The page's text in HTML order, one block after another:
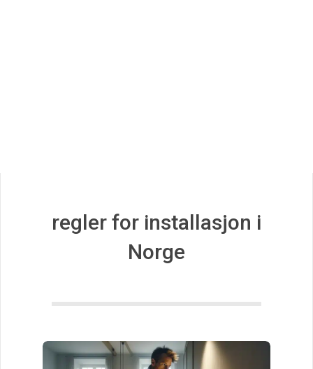
regler for installasjon i
Norge